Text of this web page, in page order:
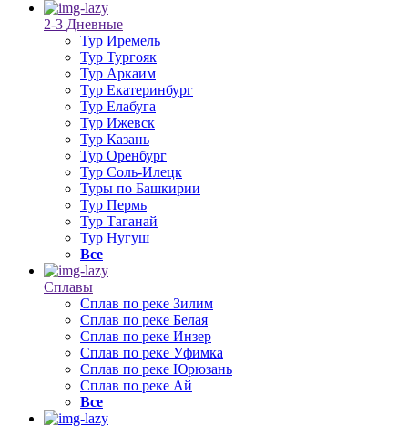
2-3 Дневные
Тур Иремель
Тур Тургояк
Тур Аркаим
Тур Екатеринбург
Тур Елабуга
Тур Ижевск
Тур Казань
Тур Оренбург
Тур Соль-Илецк
Туры по Башкирии
Тур Пермь
Тур Таганай
Тур Нугуш
Все
Сплавы
Сплав по реке Зилим
Сплав по реке Белая
Сплав по реке Инзер
Сплав по реке Уфимка
Сплав по реке Юрюзань
Сплав по реке Ай
Все